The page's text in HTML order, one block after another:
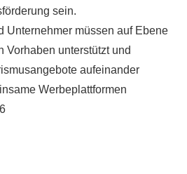
sein.
Unternehmer müssen auf Ebene
Vorhaben unterstützt und
aufeinander
Werbeplattformen